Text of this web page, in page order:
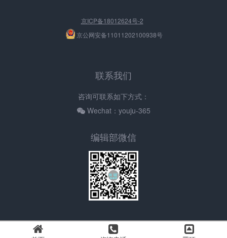
京ICP备18012624号-2
京公网安备11011202100938号
联系我们
咨询可联系如下方式：
Wechat：youju-365
编辑部微信